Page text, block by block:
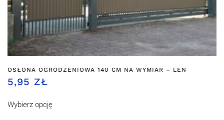
OSŁONA OGRODZENIOWA 140 CM NA WYMIAR – LEN
5,95 ZŁ
Wybierz opcję